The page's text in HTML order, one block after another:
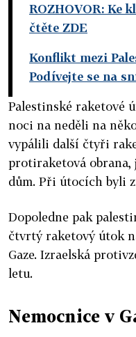
ROZHOVOR: Ke
čtěte ZDE
Konflikt mezi
Podívejte se na
Palestinské raketové
noci na neděli na
vypálili další čtyři
protiraketová obrana,
dům. Při útocích byli
Dopoledne pak
čtvrtý raketový útok
Gaze. Izraelská
letu.
Nemocnice v